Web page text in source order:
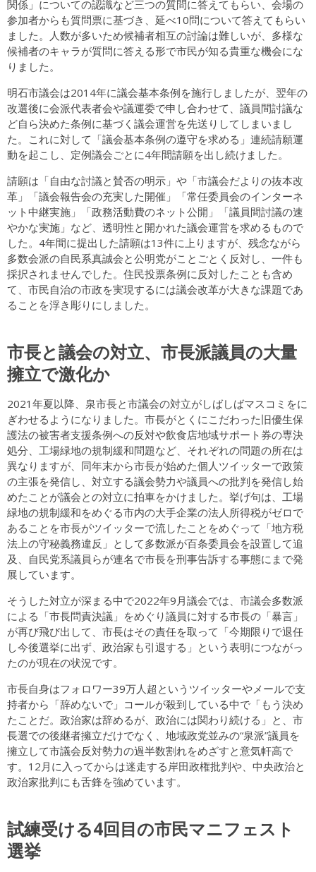
関係」についての認識など三つの質問に答えてもらい、会場の
参加者からも質問票に基づき、延べ10問について答えてもらい
ました。人数が多いため候補者相互の討論は難しいが、多様な
候補者のキャラが質問に答える形で市民が知る貴重な機会にな
りました。
明石市議会は2014年に議会基本条例を施行しましたが、翌年の
改選後に会派代表者会や議運委で申し合わせて、議員間討議な
ど自ら決めた条例に基づく議会運営を先送りしてしまいまし
た。これに対して「議会基本条例の遵守を求める」連続請願運
動を起こし、定例議会ごとに4年間請願を出し続けました。
請願は「自由な討議と賛否の明示」や「市議会だよりの抜本改
革」「議会報告会の充実した開催」「常任委員会のインターネ
ット中継実施」「政務活動費のネット公開」「議員間討議の速
やかな実施」など、透明性と開かれた議会運営を求めるもので
した。4年間に提出した請願は13件に上りますが、残念ながら
多数会派の自民系真誠会と公明党がことごとく反対し、一件も
採択されませんでした。住民投票条例に反対したことも含め
て、市民自治の市政を実現するには議会改革が大きな課題であ
ることを浮き彫りにしました。
市長と議会の対立、市長派議員の大量
擁立で激化か
2021年夏以降、泉市長と市議会の対立がしばしばマスコミをに
ぎわせるようになりました。市長がとくにこだわった旧優生保
護法の被害者支援条例への反対や飲食店地域サポート券の専決
処分、工場緑地の規制緩和問題など、それぞれの問題の所在は
異なりますが、同年末から市長が始めた個人ツイッターで政策
の主張を発信し、対立する議会勢力や議員への批判を発信し始
めたことが議会との対立に拍車をかけました。挙げ句は、工場
緑地の規制緩和をめぐる市内の大手企業の法人所得税がゼロで
あることを市長がツイッターで流したことをめぐって「地方税
法上の守秘義務違反」として多数派が百条委員会を設置して追
及、自民党系議員らが連名で市長を刑事告訴する事態にまで発
展しています。
そうした対立が深まる中で2022年9月議会では、市議会多数派
による「市長問責決議」をめぐり議員に対する市長の「暴言」
が再び飛び出して、市長はその責任を取って「今期限りで退任
し今後選挙に出ず、政治家も引退する」という表明につながっ
たのが現在の状況です。
市長自身はフォロワー39万人超というツイッターやメールで支
持者から「辞めないで」コールが殺到している中で「もう決め
たことだ。政治家は辞めるが、政治には関わり続ける」と、市
長選での後継者擁立だけでなく、地域政党並みの“泉派”議員を
擁立して市議会反対勢力の過半数割れをめざすと意気軒高で
す。12月に入ってからは迷走する岸田政権批判や、中央政治と
政治家批判にも舌鋒を強めています。
試練受ける4回目の市民マニフェスト
選挙